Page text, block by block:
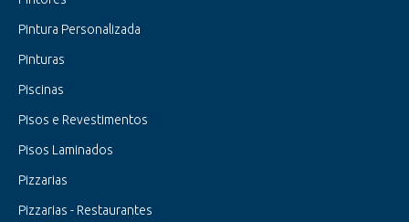
Pintura Personalizada
Pinturas
Piscinas
Pisos e Revestimentos
Pisos Laminados
Pizzarias
Pizzarias - Restaurantes